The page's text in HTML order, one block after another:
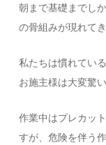
朝まで基礎までし
の骨組みが現れて
私たちは慣れてい
お施主様は大変驚
作業中はプレカッ
すが、危険を伴う